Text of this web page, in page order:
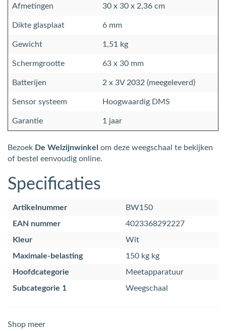
Afmetingen 30 x 30 x 2,36 cm
Dikte glasplaat 6 mm
Gewicht 1,51 kg
Schermgrootte 63 x 30 mm
Batterijen 2 x 3V 2032 (meegeleverd)
Sensor systeem Hoogwaardig DMS
Garantie 1 jaar
Bezoek De Welzijnwinkel om deze weegschaal te bekijken
of bestel eenvoudig online.
Specificaties
Artikelnummer
BW150
EAN nummer
4023368292227
Kleur
Wit
Maximale-belasting
150 kg kg
Hoofdcategorie
Meetapparatuur
Subcategorie 1
Weegschaal
Shop meer